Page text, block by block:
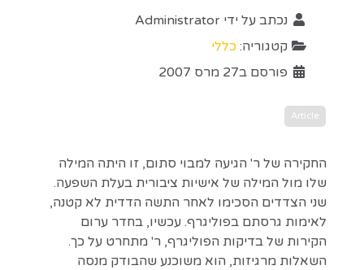
נכתב על ידי Administrator
קטגוריה: כללי
פורסם ב27 מרס 2007
Article
החקירה של ר' הגיעה למבוי סתום, זו היתה המילה
שלו מול המילה של אישיות ציבורית בעלת השפעה.
שני הצדדים הסכימו לאחר התשה הדדית לא קטנה,
לאימות גרסתם בפוליגרף. עכשיו, בחדר ערום
הקירות של בדיקות הפוליגרף, ר' מתחרט על כך.
השאלות מרגיזות, הוא משוכנע שהבודק מנסה